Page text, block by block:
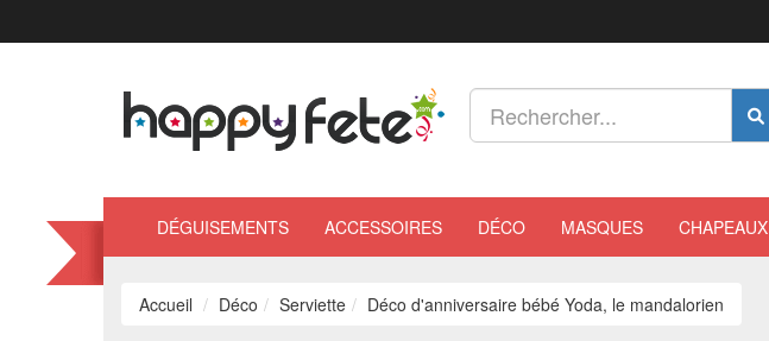
DÉGUISEMENTS ACCESSOIRES DÉCO MASQUES CHAPEAUX
Accueil Déco Serviette Déco d'anniversaire bébé Yoda, le mandalorien